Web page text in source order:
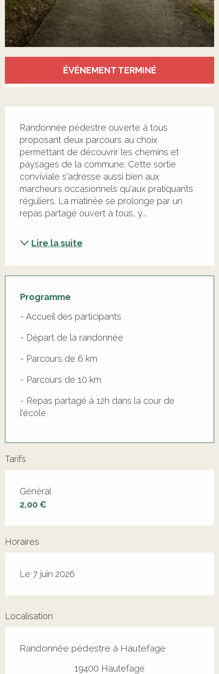
Ouverture et coordonnées
ÉVÉNEMENT TERMINÉ
Randonnée pédestre ouverte à tous
proposant deux parcours au choix
permettant de découvrir les chemins et
paysages de la commune. Cette sortie
conviviale s'adresse aussi bien aux
marcheurs occasionnels qu'aux pratiquants
réguliers. La matinée se prolonge par un
repas partagé ouvert à tous, y...
Lire la suite
Programme
- Accueil des participants
- Départ de la randonnée
- Parcours de 6 km
- Parcours de 10 km
- Repas partagé à 12h dans la cour de
l'école
Tarifs
Tarifs 2026
Général
2,00 €
Horaires
Le 7 juin 2026
Localisation
Randonnée pédestre à Hautefage
19400 Hautefage